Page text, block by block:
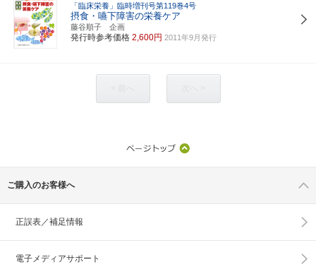
「臨床栄養」臨時増刊号第119巻4号
摂食・嚥下障害の栄養ケア
藤谷順子 企画
発行時参考価格 2,600円 2011年9月発行
ご購入のお客様へ
正誤表／補足情報
電子メディアサポート